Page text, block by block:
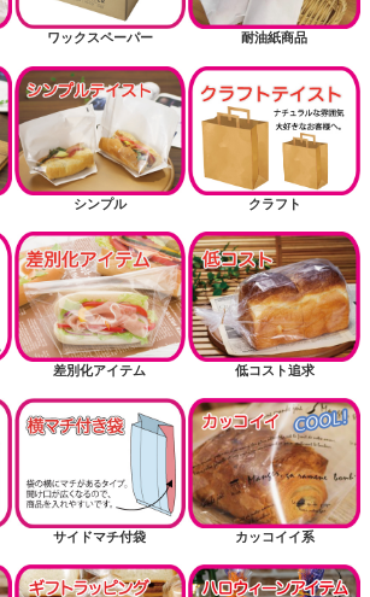
ワックスペーパー 耐油紙商品
シンプル クラフト
差別化アイテム 低コスト追求
サイドマチ付袋 カッコイイ系